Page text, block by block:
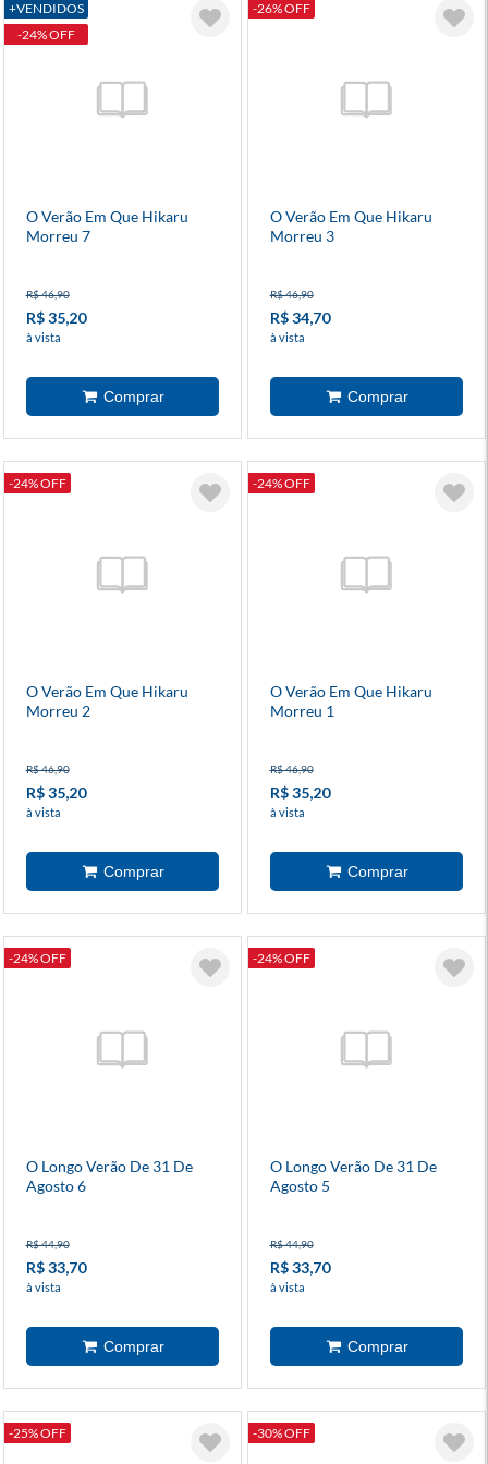
+VENDIDOS
-24% OFF
O Verão Em Que Hikaru
Morreu 7
R$ 46,90
R$ 35,20
à vista
-26% OFF
O Verão Em Que Hikaru
Morreu 3
R$ 46,90
R$ 34,70
à vista
-24% OFF
O Verão Em Que Hikaru
Morreu 2
R$ 46,90
R$ 35,20
à vista
-24% OFF
O Verão Em Que Hikaru
Morreu 1
R$ 46,90
R$ 35,20
à vista
-24% OFF
O Longo Verão De 31 De
Agosto 6
R$ 44,90
R$ 33,70
à vista
-24% OFF
O Longo Verão De 31 De
Agosto 5
R$ 44,90
R$ 33,70
à vista
-25% OFF -30% OFF